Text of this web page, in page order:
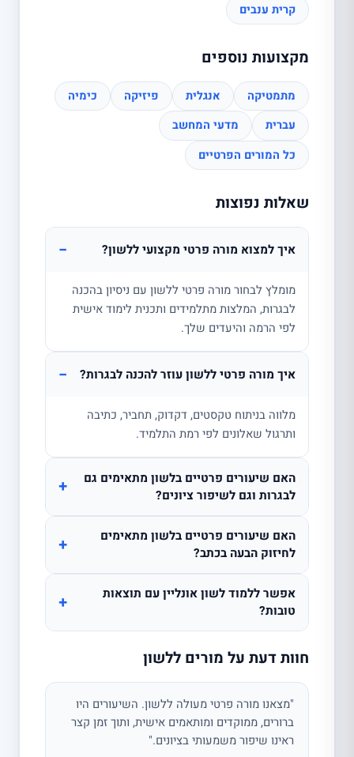
קרית ענבים
מקצועות נוספים
מתמטיקה אנגלית פיזיקה
כימיה
עברית
מדעי המחשב
כל המורים הפרטיים
שאלות נפוצות
איך למצוא מורה פרטי מקצועי ללשון? −
מומלץ לבחור מורה פרטי ללשון עם ניסיון בהכנה
לבגרות, המלצות מתלמידים ותכנית לימוד אישית
לפי הרמה והיעדים שלך.
איך מורה פרטי ללשון עוזר להכנה לבגרות? −
מלווה בניתוח טקסטים, דקדוק, תחביר, כתיבה
ותרגול שאלונים לפי רמת התלמיד.
האם שיעורים פרטיים בלשון מתאימים גם
לבגרות וגם לשיפור ציונים?
+
האם שיעורים פרטיים בלשון מתאימים
לחיזוק הבעה בכתב?
+
אפשר ללמוד לשון אונליין עם תוצאות
טובות?
+
חוות דעת על מורים ללשון
"מצאנו מורה פרטי מעולה ללשון. השיעורים היו
ברורים, ממוקדים ומותאמים אישית, ותוך זמן קצר
ראינו שיפור משמעותי בציונים."